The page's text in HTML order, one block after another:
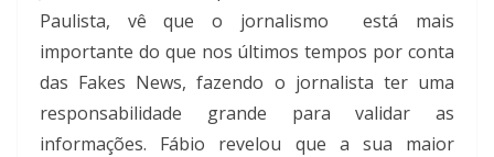
Paulista, vê que o jornalismo
está mais
importante do que nos últimos tempos por conta
das Fakes News, fazendo o jornalista ter uma
responsabilidade grande para validar as
informações. Fábio revelou que a sua maior